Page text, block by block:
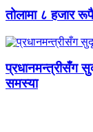
तोलामा ८ हजार
प्रधानमन्त्रीसँग
समस्या